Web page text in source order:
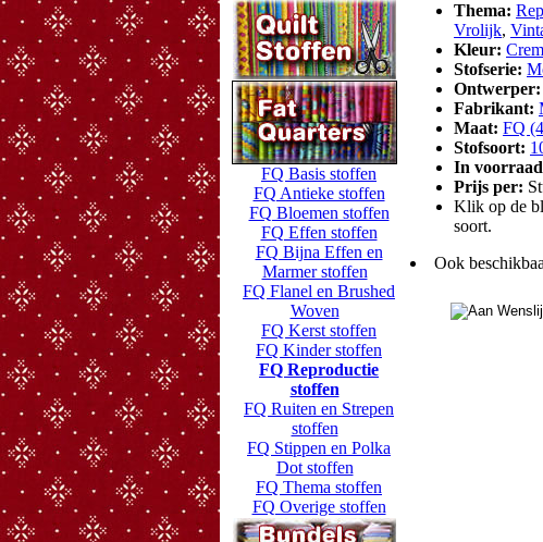
FQ Basis stoffen
FQ Antieke stoffen
FQ Bloemen stoffen
FQ Effen stoffen
FQ Bijna Effen en
Marmer stoffen
FQ Flanel en Brushed
Woven
FQ Kerst stoffen
FQ Kinder stoffen
FQ Reproductie
stoffen
FQ Ruiten en Strepen
stoffen
FQ Stippen en Polka
Dot stoffen
FQ Thema stoffen
FQ Overige stoffen
Thema:
Vrolijk,
Kleur:
Stofserie:
Ontwerper:
Fabrikant:
Maat: FQ
Stofsoort:
In
Prijs per:
Klik op de
soort.
Ook